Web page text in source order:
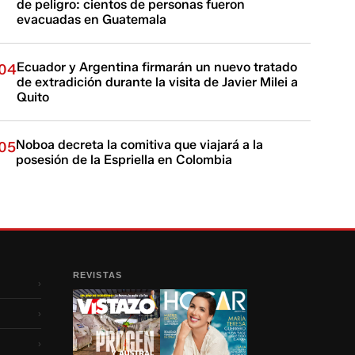
de peligro: cientos de personas fueron
evacuadas en Guatemala
Ecuador y Argentina firmarán un nuevo tratado
de extradición durante la visita de Javier Milei a
Quito
Noboa decreta la comitiva que viajará a la
posesión de la Espriella en Colombia
›
›
›
REVISTAS